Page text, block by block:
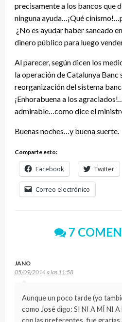
precisamente a los bancos que
ninguna ayuda…¡Qué
¿No es ayudar haber saneado
dinero público para luego
Al parecer, según dicen los
la operación de Catalunya Banc
reorganización del sistema
¡Enhorabuena a los
admirable…como dice el
Buenas noches…y buena suerte.
Comparte esto:
Facebook Twitter
Correo electrónico
7
JANO
05/09/2014 a las 11:58
Aunque un poco tarde (yo
como José digo: SI NI A MÍ NI
con las preferentes, fue gracias